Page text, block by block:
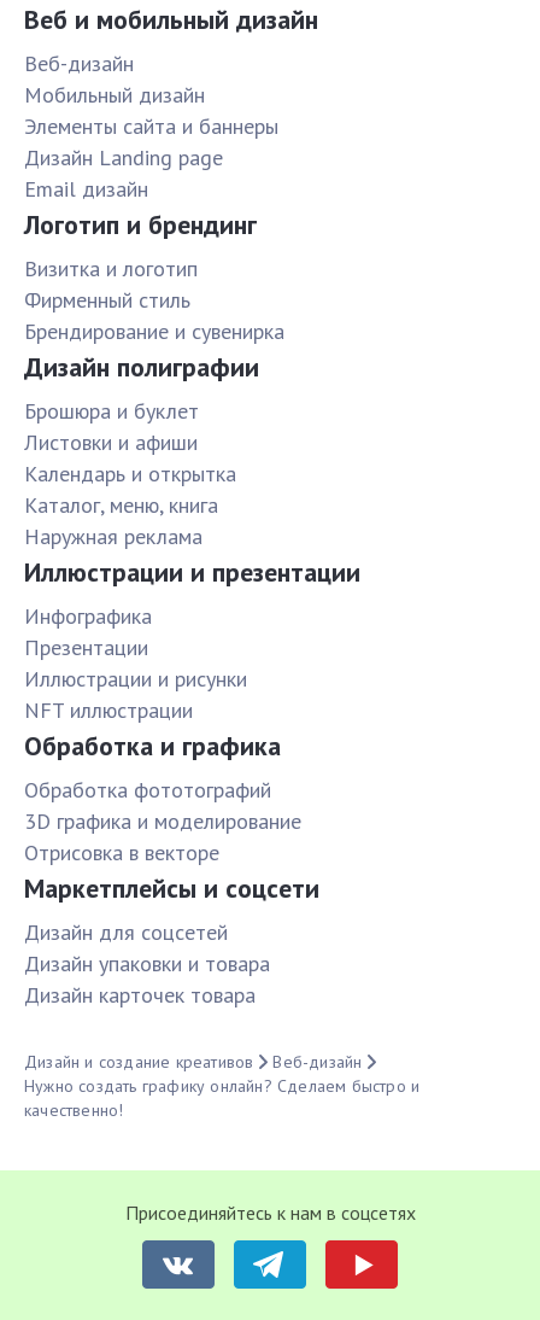
Веб и мобильный дизайн
Веб-дизайн
Мобильный дизайн
Элементы сайта и баннеры
Дизайн Landing page
Email дизайн
Логотип и брендинг
Визитка и логотип
Фирменный стиль
Брендирование и сувенирка
Дизайн полиграфии
Брошюра и буклет
Листовки и афиши
Календарь и открытка
Каталог, меню, книга
Наружная реклама
Иллюстрации и презентации
Инфографика
Презентации
Иллюстрации и рисунки
NFT иллюстрации
Обработка и графика
Обработка фототографий
3D графика и моделирование
Отрисовка в векторе
Маркетплейсы и соцсети
Дизайн для соцсетей
Дизайн упаковки и товара
Дизайн карточек товара
Дизайн и создание креативов
Веб-дизайн
Нужно создать графику онлайн? Сделаем быстро и
качественно!
Присоединяйтесь к нам в соцсетях